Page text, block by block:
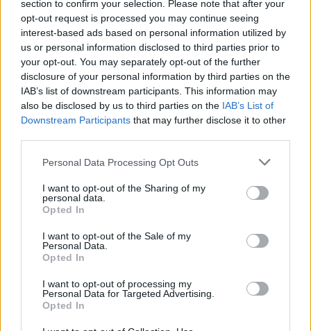
section to confirm your selection. Please note that after your
opt-out request is processed you may continue seeing
interest-based ads based on personal information utilized by
us or personal information disclosed to third parties prior to
your opt-out. You may separately opt-out of the further
disclosure of your personal information by third parties on the
IAB’s list of downstream participants. This information may
also be disclosed by us to third parties on the IAB’s List of
Downstream Participants that may further disclose it to other
Personal Data Processing Opt Outs
I want to opt-out of the Sharing of my
personal data.
Opted In
I want to opt-out of the Sale of my
Personal Data.
Opted In
I want to opt-out of processing my
Personal Data for Targeted Advertising.
Opted In